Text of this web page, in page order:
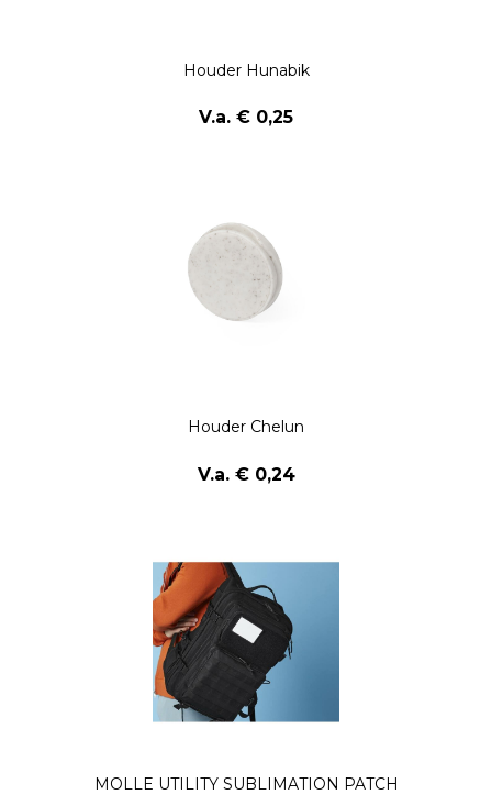
Houder Hunabik
V.a. € 0,25
Houder Chelun
V.a. € 0,24
MOLLE UTILITY SUBLIMATION PATCH